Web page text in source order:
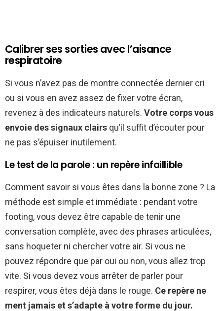
Calibrer ses sorties avec l’aisance
respiratoire
Si vous n’avez pas de montre connectée dernier cri
ou si vous en avez assez de fixer votre écran,
revenez à des indicateurs naturels. Votre corps vous
envoie des signaux clairs qu’il suffit d’écouter pour
ne pas s’épuiser inutilement.
Le test de la parole : un repère infaillible
Comment savoir si vous êtes dans la bonne zone ? La
méthode est simple et immédiate : pendant votre
footing, vous devez être capable de tenir une
conversation complète, avec des phrases articulées,
sans hoqueter ni chercher votre air. Si vous ne
pouvez répondre que par oui ou non, vous allez trop
vite. Si vous devez vous arrêter de parler pour
respirer, vous êtes déjà dans le rouge. Ce repère ne
ment jamais et s’adapte à votre forme du jour.